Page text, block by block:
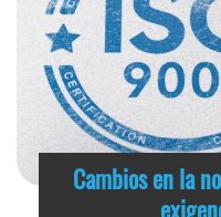
Cambios en la